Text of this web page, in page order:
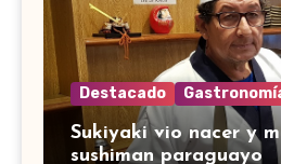
Destacado
Sukiyaki vio nacer y
sushiman paraguayo